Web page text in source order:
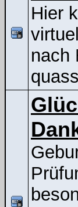
Hier
nach